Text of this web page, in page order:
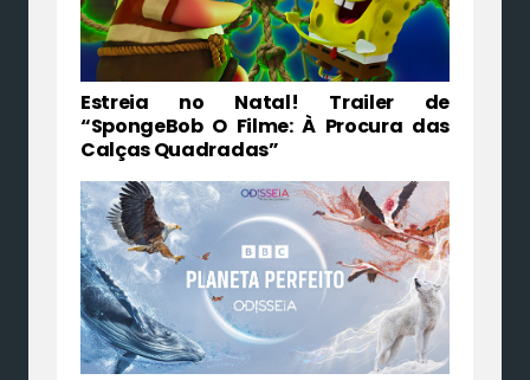
Estreia no Natal! Trailer de
“SpongeBob O Filme: À Procura das
Calças Quadradas”